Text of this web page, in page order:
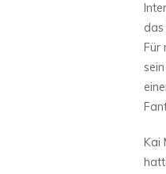
das
Für
Kai